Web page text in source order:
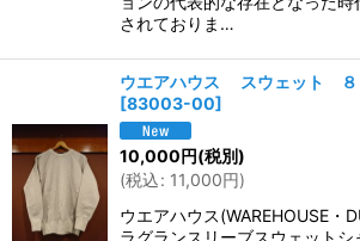
されておりま…
ウエアハウス スウェット ８
[83003-00]
10,000円(税別)
(税込: 11,000円)
ウエアハウス(WAREHOUSE・
ラグランスリーブスウェットシ